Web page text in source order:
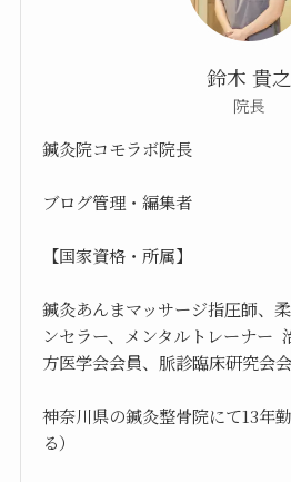
鈴木 貴之
院長
鍼灸院コモラボ院長
ブログ管理・編集者
【国家資格・所属】
鍼灸あんまマッサージ指圧師、
ンセラー、メンタルトレーナー
方医学会会員、脈診臨床研究会
神奈川県の鍼灸整骨院にて13年
る）